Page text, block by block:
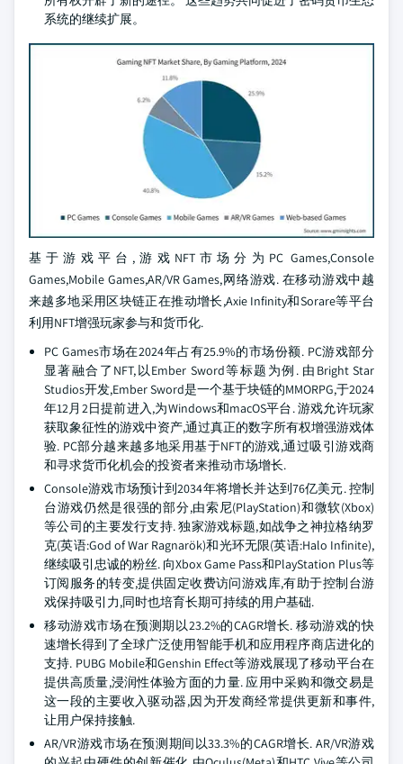
系统的继续扩展。
基于游戏平台,游戏NFT市场分为PC Games,Console
Games,Mobile Games,AR/VR Games,网络游戏. 在移动游戏中越
来越多地采用区块链正在推动增长,Axie Infinity和Sorare等平台
利用NFT增强玩家参与和货币化.
PC Games市场在2024年占有25.9%的市场份额. PC游戏部分
显著融合了NFT,以Ember Sword等标题为例. 由Bright Star
Studios开发,Ember Sword是一个基于块链的MMORPG,于2024
年12月2日提前进入,为Windows和macOS平台. 游戏允许玩家
获取象征性的游戏中资产,通过真正的数字所有权增强游戏体
验. PC部分越来越多地采用基于NFT的游戏,通过吸引游戏商
和寻求货币化机会的投资者来推动市场增长.
Console游戏市场预计到2034年将增长并达到76亿美元. 控制
台游戏仍然是很强的部分,由索尼(PlayStation)和微软(Xbox)
等公司的主要发行支持. 独家游戏标题,如战争之神拉格纳罗
克(英语:God of War Ragnarök)和光环无限(英语:Halo Infinite),
继续吸引忠诚的粉丝. 向Xbox Game Pass和PlayStation Plus等
订阅服务的转变,提供固定收费访问游戏库,有助于控制台游
戏保持吸引力,同时也培育长期可持续的用户基础.
移动游戏市场在预测期以23.2%的CAGR增长. 移动游戏的快
速增长得到了全球广泛使用智能手机和应用程序商店进化的
支持. PUBG Mobile和Genshin Effect等游戏展现了移动平台在
提供高质量,浸润性体验方面的力量. 应用中采购和微交易是
这一段的主要收入驱动器,因为开发商经常提供更新和事件,
让用户保持接触.
AR/VR游戏市场在预测期间以33.3%的CAGR增长. AR/VR游戏